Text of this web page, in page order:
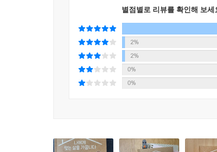
생각을 깊이 느껴 볼 수 있다.
“일상의 미덕은 심심한 습관에서 온다.”
삶의 우선순위에 집중하는 가장 기초적인 방법
저자는 정리 습관이 자신의 인생을 바꾸었노라
우선순위에 에너지를 쓰기 위해, 저자는 매일 조금
별점별로 리뷰를 확인해 보세
2%
2%
0%
0%